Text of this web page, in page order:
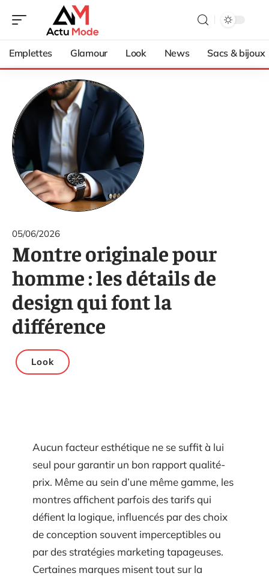
Emplettes Glamour Look News Sacs & bijoux
05/06/2026
Montre originale pour
homme : les détails de
design qui font la
différence
Look
Aucun facteur esthétique ne se suffit à lui
seul pour garantir un bon rapport qualité-
prix. Même au sein d’une même gamme, les
montres affichent parfois des tarifs qui
défient la logique, influencés par des choix
de conception souvent imperceptibles ou
par des stratégies marketing tapageuses.
Certaines marques misent tout sur la